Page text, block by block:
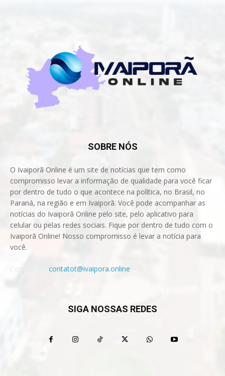
SOBRE NÓS
O Ivaiporã Online é um site de notícias que tem como
compromisso levar a informação de qualidade para você ficar
por dentro de tudo o que acontece na política, no Brasil, no
Paraná, na região e em Ivaiporã. Você pode acompanhar as
notícias do Ivaiporã Online pelo site, pelo aplicativo para
celular ou pelas redes sociais. Fique por dentro de tudo com o
Ivaiporã Online! Nosso compromisso é levar a notícia para
você.
contatot@ivaipora.online
SIGA NOSSAS REDES